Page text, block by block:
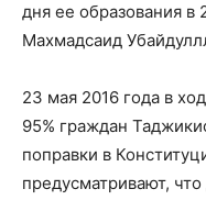
дня ее образования в
Махмадсаид
23 мая 2016 года в
95% граждан
поправки в
предусматривают,